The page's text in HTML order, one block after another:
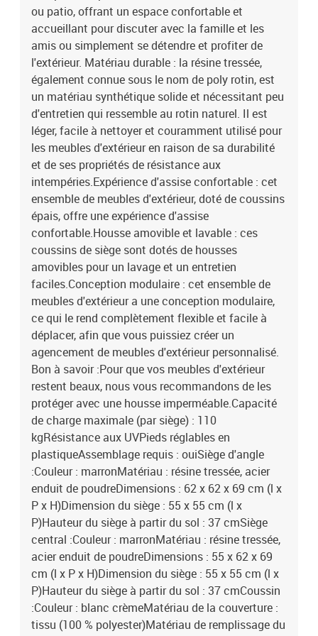
lavableou patio, offrant un espace confortable et
accueillant pour discuter avec la famille et les
amis ou simplement se détendre et profiter de
l'extérieur. Matériau durable : la résine tressée,
également connue sous le nom de poly rotin, est
un matériau synthétique solide et nécessitant peu
d'entretien qui ressemble au rotin naturel. Il est
léger, facile à nettoyer et couramment utilisé pour
les meubles d'extérieur en raison de sa durabilité
et de ses propriétés de résistance aux
intempéries.Expérience d'assise confortable : cet
ensemble de meubles d'extérieur, doté de coussins
épais, offre une expérience d'assise
confortable.Housse amovible et lavable : ces
coussins de siège sont dotés de housses
amovibles pour un lavage et un entretien
faciles.Conception modulaire : cet ensemble de
meubles d'extérieur a une conception modulaire,
ce qui le rend complètement flexible et facile à
déplacer, afin que vous puissiez créer un
agencement de meubles d'extérieur personnalisé.
Bon à savoir :Pour que vos meubles d'extérieur
restent beaux, nous vous recommandons de les
protéger avec une housse imperméable.Capacité
de charge maximale (par siège) : 110
kgRésistance aux UVPieds réglables en
plastiqueAssemblage requis : ouiSiège d'angle
:Couleur : marronMatériau : résine tressée, acier
enduit de poudreDimensions : 62 x 62 x 69 cm (l x
P x H)Dimension du siège : 55 x 55 cm (l x
P)Hauteur du siège à partir du sol : 37 cmSiège
central :Couleur : marronMatériau : résine tressée,
acier enduit de poudreDimensions : 55 x 62 x 69
cm (l x P x H)Dimension du siège : 55 x 55 cm (l x
P)Hauteur du siège à partir du sol : 37 cmCoussin
:Couleur : blanc crèmeMatériau de la couverture :
tissu (100 % polyester)Matériau de remplissage du